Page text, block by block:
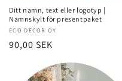
Ditt namn, text eller logotyp |
Namnskylt för presentpaket
Säljare:
ECO DECOR OY
Normalt
90,00 SEK